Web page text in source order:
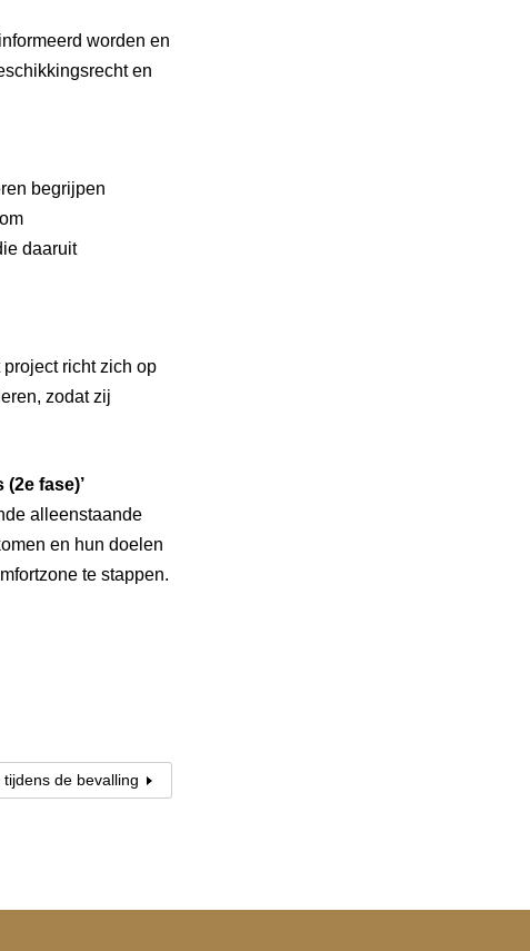
worden en
en
begrijpen
daaruit
richt zich op
zodat zij
fase)’
alleenstaande
en hun doelen
te stappen.
de bevalling